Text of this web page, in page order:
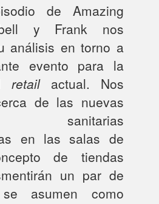
de Amazing
y Frank nos
análisis en torno a
evento para la
retailactual. Nos
de las nuevas
sanitarias
en las salas de
de tiendas
un par de
asumen como